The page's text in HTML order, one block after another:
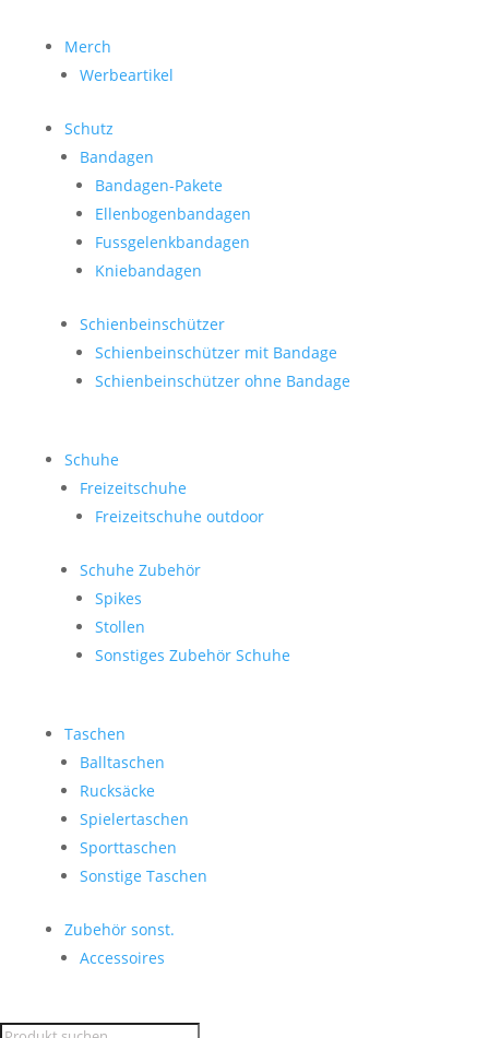
Merch
Werbeartikel
Schutz
Bandagen
Bandagen-Pakete
Ellenbogenbandagen
Fussgelenkbandagen
Kniebandagen
Schienbeinschützer
Schienbeinschützer mit Bandage
Schienbeinschützer ohne Bandage
Schuhe
Freizeitschuhe
Freizeitschuhe outdoor
Schuhe Zubehör
Spikes
Stollen
Sonstiges Zubehör Schuhe
Taschen
Balltaschen
Rucksäcke
Spielertaschen
Sporttaschen
Sonstige Taschen
Zubehör sonst.
Accessoires